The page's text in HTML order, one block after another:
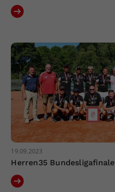
19.09.2023
Herren35 Bundesligafinale